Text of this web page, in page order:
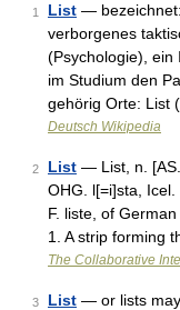
1 List —
verborgenes
(Psychologie), ein
im Studium den
gehörig Orte: List
Deutsch Wikipedia
2 List — List, n. [AS.
OHG. l[=i]sta,
F. liste, of
1. A strip forming
The Collaborative
3 List — or lists may